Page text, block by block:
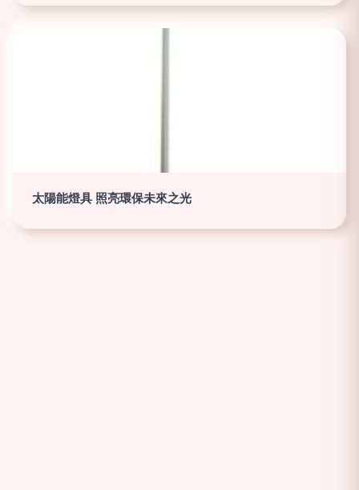
太陽能燈具 照亮環保未來之光